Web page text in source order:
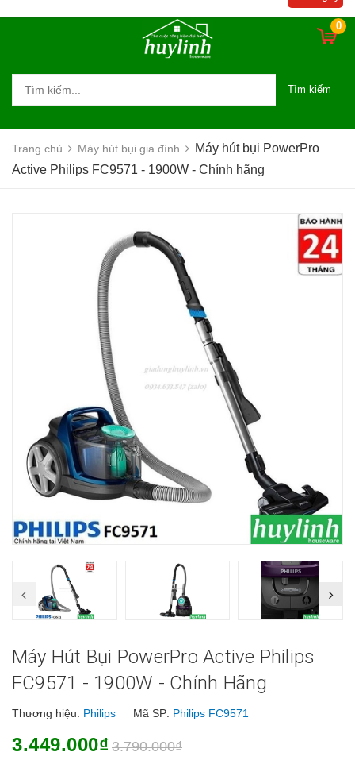
0
Tìm kiếm
Trang chủ Máy hút bụi gia đình
Máy hút bụi PowerPro
Active Philips FC9571 - 1900W - Chính hãng
Máy Hút Bụi PowerPro Active Philips
FC9571 - 1900W - Chính Hãng
Thương hiệu: Philips Mã SP: Philips FC9571
3.449.000₫ 3.790.000₫